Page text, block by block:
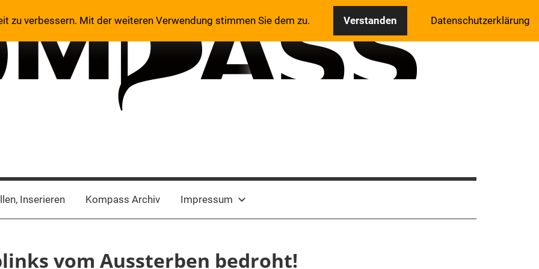
Inserieren Kompass Archiv Impressum
vom Aussterben bedroht!
zu verbessern. Mit der weiteren Verwendung stimmen Sie dem zu. Verstanden Datenschutzerklärung